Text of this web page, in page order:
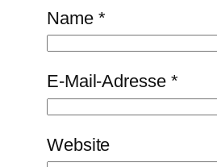
Name *
E-Mail-Adresse *
Website